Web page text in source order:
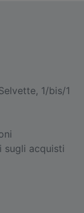
1/bis/1
sugli acquisti